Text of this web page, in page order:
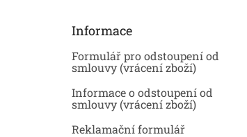
Informace
Formulář pro odstoupení od
smlouvy (vrácení zboží)
Informace o odstoupení od
smlouvy (vrácení zboží)
Reklamační formulář